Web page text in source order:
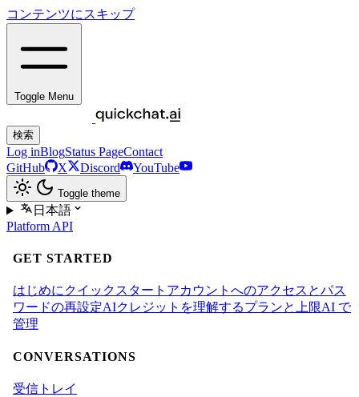
コンテンツにスキップ
Toggle Menu
検索
Log inBlogStatus PageContact
GitHub
X Discord YouTube
Toggle theme
日本語
Platform API
GET STARTED
はじめに クイックスタート アカウントへのアクセスとパス
ワードの再設定AIクレジットを理解するプランと上限AI で
管理
CONVERSATIONS
受信トレイ